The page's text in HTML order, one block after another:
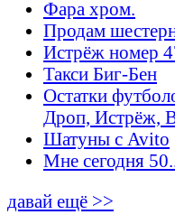
Фара хром.
Продам
Истрёж номер
Такси Биг-Бен
Остатки
Дроп, Истрёж,
Шатуны с Avito
Мне сегодня
давай ещё >>